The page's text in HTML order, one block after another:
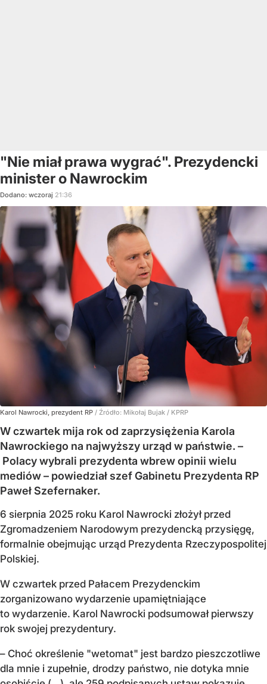
"Nie miał prawa wygrać". Prezydencki
minister o Nawrockim
Dodano: wczoraj 21:36
Karol Nawrocki, prezydent RP / Źródło: Mikołaj Bujak / KPRP
W czwartek mija rok od zaprzysiężenia Karola
Nawrockiego na najwyższy urząd w państwie. –
Polacy wybrali prezydenta wbrew opinii wielu
mediów – powiedział szef Gabinetu Prezydenta RP
Paweł Szefernaker.
6 sierpnia 2025 roku Karol Nawrocki złożył przed
Zgromadzeniem Narodowym prezydencką przysięgę,
formalnie obejmując urząd Prezydenta Rzeczypospolitej
Polskiej.
W czwartek przed Pałacem Prezydenckim
zorganizowano wydarzenie upamiętniające
to wydarzenie. Karol Nawrocki podsumował pierwszy
rok swojej prezydentury.
– Choć określenie "wetomat" jest bardzo pieszczotliwe
dla mnie i zupełnie, drodzy państwo, nie dotyka mnie